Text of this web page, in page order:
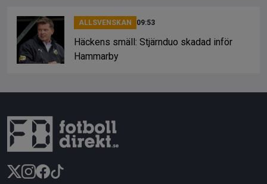
ALLSVENSKAN 09:53
Häckens smäll: Stjärnduo skadad inför
Hammarby